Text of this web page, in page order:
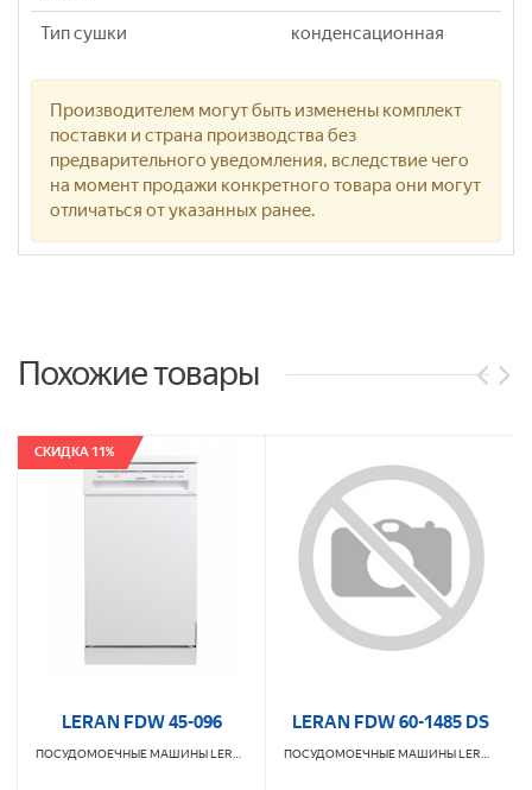
Тип сушки конденсационная
Производителем могут быть изменены комплект
поставки и страна производства без
предварительного уведомления, вследствие чего
на момент продажи конкретного товара они могут
отличаться от указанных ранее.
Похожие товары
СКИДКА 11%
LERAN FDW 45-096
ПОСУДОМОЕЧНЫЕ МАШИНЫLERAN
LERAN FDW 60-1485 DS
ПОСУДОМОЕЧНЫЕ МАШИНЫLERAN